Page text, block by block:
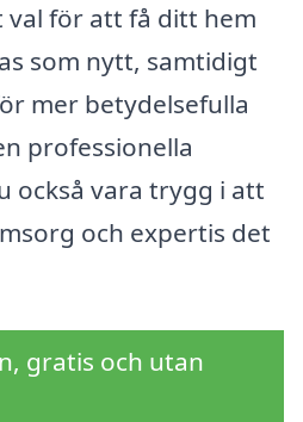
val för att få ditt hem
som nytt, samtidigt
mer betydelsefulla
professionella
också vara trygg i att
och expertis det
gratis och utan